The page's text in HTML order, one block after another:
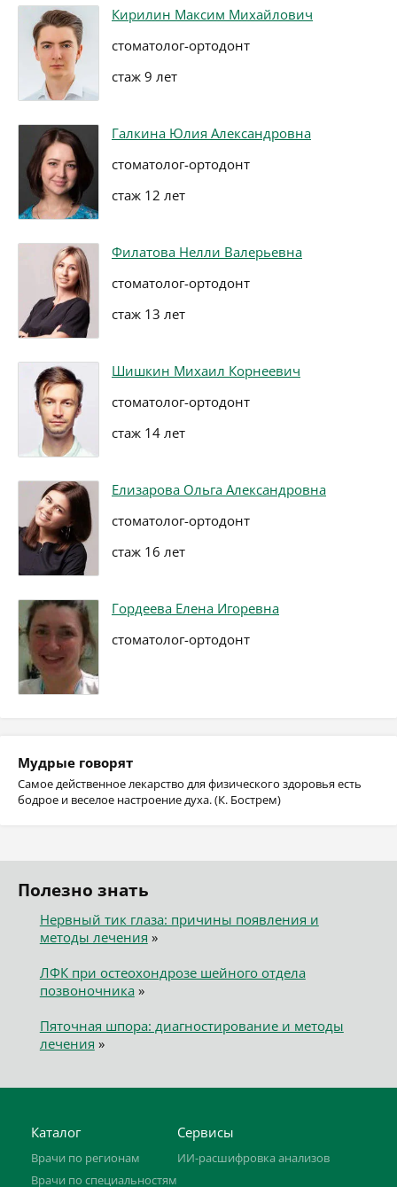
Кирилин Максим Михайлович
стоматолог-ортодонт
стаж 9 лет
Галкина Юлия Александровна
стоматолог-ортодонт
стаж 12 лет
Филатова Нелли Валерьевна
стоматолог-ортодонт
стаж 13 лет
Шишкин Михаил Корнеевич
стоматолог-ортодонт
стаж 14 лет
Елизарова Ольга Александровна
стоматолог-ортодонт
стаж 16 лет
Гордеева Елена Игоревна
стоматолог-ортодонт
Мудрые говорят
Самое действенное лекарство для физического здоровья есть
бодрое и веселое настроение духа. (К. Бострем)
Полезно знать
Нервный тик глаза: причины появления и
методы лечения »
ЛФК при остеохондрозе шейного отдела
позвоночника»
Пяточная шпора: диагностирование и методы
лечения »
Каталог
Врачи по регионам
Врачи по специальностям
Сервисы
ИИ-расшифровка анализов